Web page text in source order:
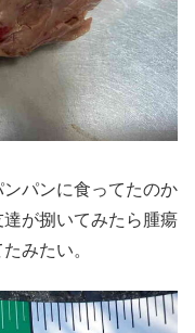
パンに食ってたのか
が捌いてみたら腫瘍
みたい。